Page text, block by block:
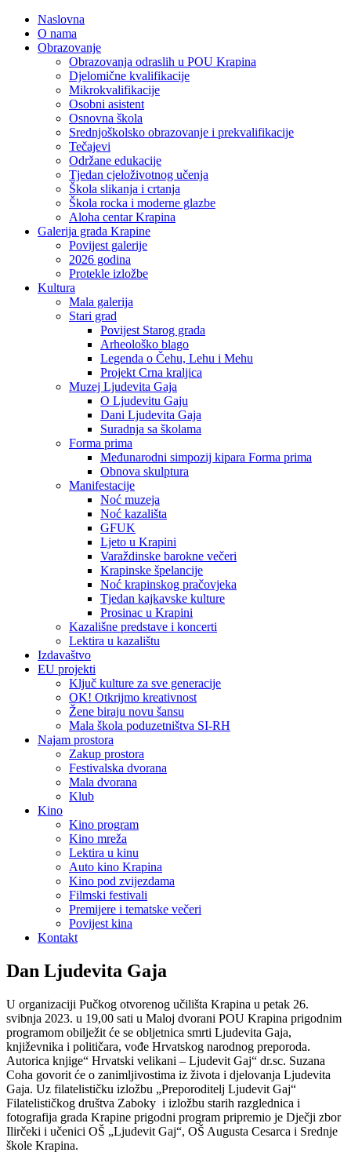
Naslovna
O nama
Obrazovanje
Obrazovanja odraslih u POU Krapina
Djelomične kvalifikacije
Mikrokvalifikacije
Osobni asistent
Osnovna škola
Srednjoškolsko obrazovanje i prekvalifikacije
Tečajevi
Održane edukacije
Tjedan cjeloživotnog učenja
Škola slikanja i crtanja
Škola rocka i moderne glazbe
Aloha centar Krapina
Galerija grada Krapine
Povijest galerije
2026 godina
Protekle izložbe
Kultura
Mala galerija
Stari grad
Povijest Starog grada
Arheološko blago
Legenda o Čehu, Lehu i Mehu
Projekt Crna kraljica
Muzej Ljudevita Gaja
O Ljudevitu Gaju
Dani Ljudevita Gaja
Suradnja sa školama
Forma prima
Međunarodni simpozij kipara Forma prima
Obnova skulptura
Manifestacije
Noć muzeja
Noć kazališta
GFUK
Ljeto u Krapini
Varaždinske barokne večeri
Krapinske špelancije
Noć krapinskog pračovjeka
Tjedan kajkavske kulture
Prosinac u Krapini
Kazališne predstave i koncerti
Lektira u kazalištu
Izdavaštvo
EU projekti
Ključ kulture za sve generacije
OK! Otkrijmo kreativnost
Žene biraju novu šansu
Mala škola poduzetništva SI-RH
Najam prostora
Zakup prostora
Festivalska dvorana
Mala dvorana
Klub
Kino
Kino program
Kino mreža
Lektira u kinu
Auto kino Krapina
Kino pod zvijezdama
Filmski festivali
Premijere i tematske večeri
Povijest kina
Kontakt
Dan Ljudevita Gaja
U organizaciji Pučkog otvorenog učilišta Krapina u petak 26.
svibnja 2023. u 19,00 sati u Maloj dvorani POU Krapina prigodnim
programom obilježit će se obljetnica smrti Ljudevita Gaja,
književnika i političara, vođe Hrvatskog narodnog preporoda.
Autorica knjige“ Hrvatski velikani – Ljudevit Gaj“ dr.sc. Suzana
Coha govorit će o zanimljivostima iz života i djelovanja Ljudevita
Gaja. Uz filatelističku izložbu „Preporoditelj Ljudevit Gaj“
Filatelističkog društva Zaboky i izložbu starih razglednica i
fotografija grada Krapine prigodni program pripremio je Dječji zbor
Ilirčeki i učenici OŠ „Ljudevit Gaj“, OŠ Augusta Cesarca i Srednje
škole Krapina.